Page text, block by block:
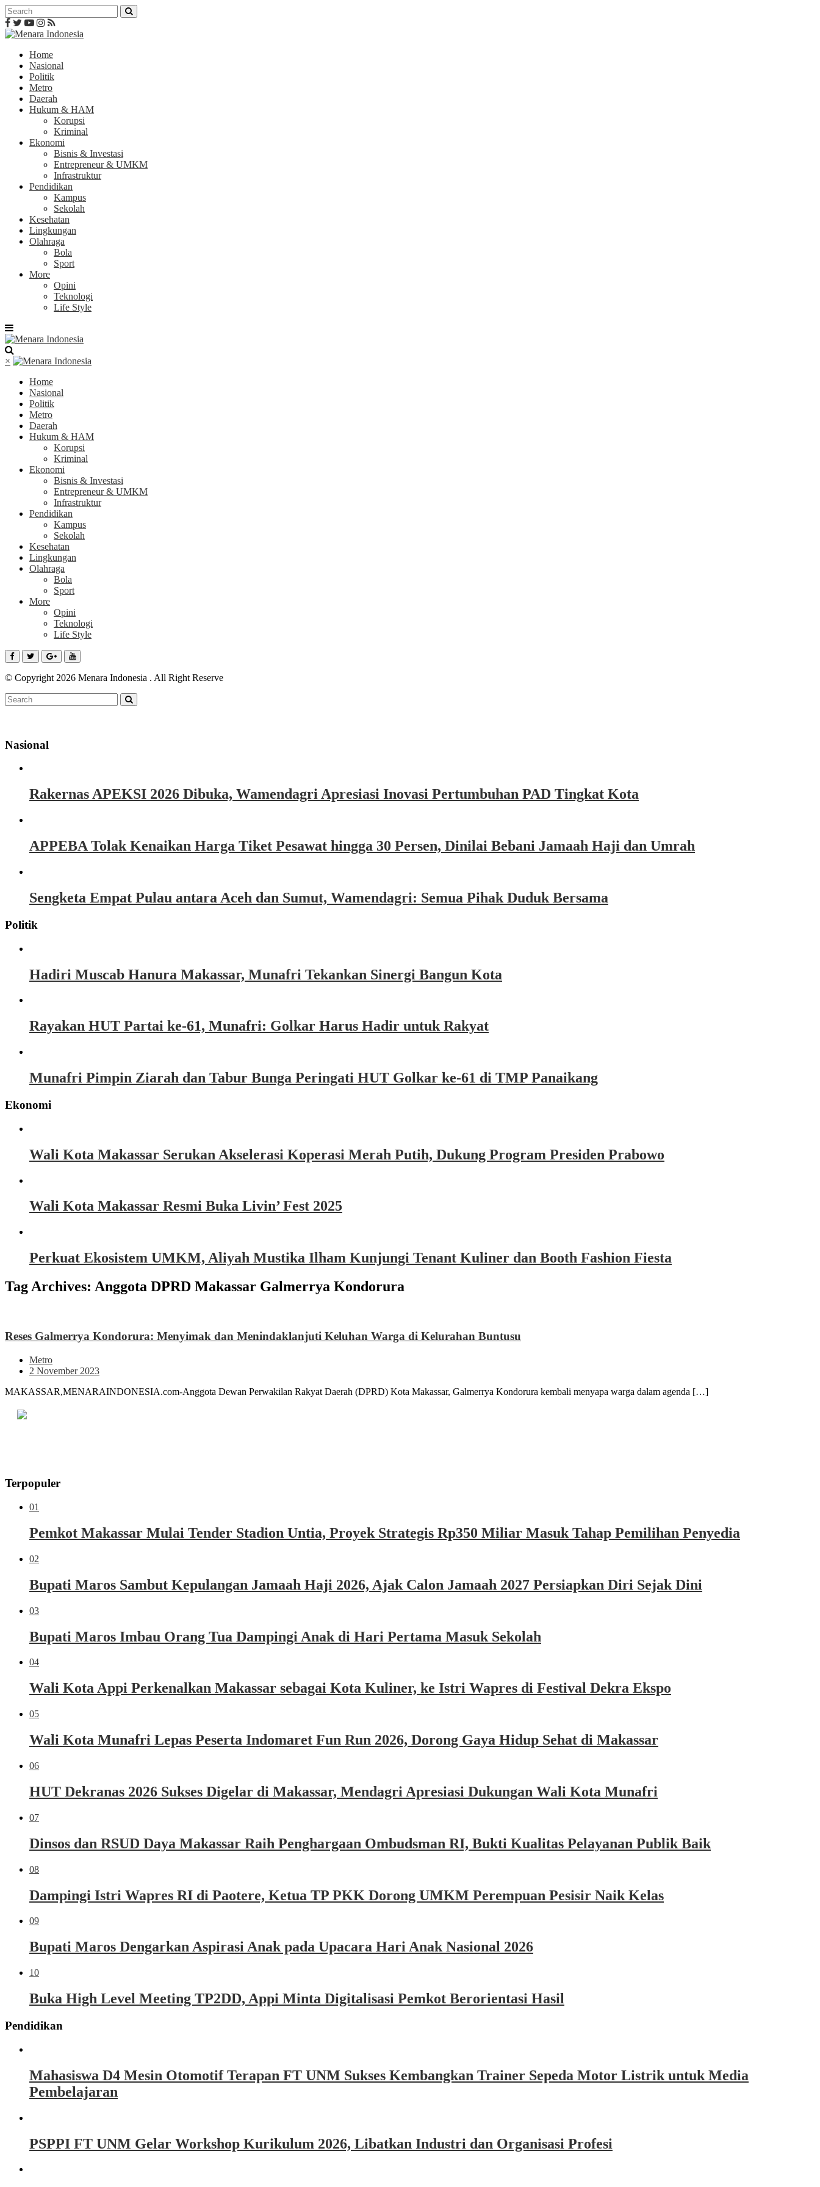
Home
Nasional
Politik
Metro
Daerah
Hukum & HAM
Korupsi
Kriminal
Ekonomi
Bisnis & Investasi
Entrepreneur & UMKM
Infrastruktur
Pendidikan
Kampus
Sekolah
Kesehatan
Lingkungan
Olahraga
Bola
Sport
More
Opini
Teknologi
Life Style
×
Home
Nasional
Politik
Metro
Daerah
Hukum & HAM
Korupsi
Kriminal
Ekonomi
Bisnis & Investasi
Entrepreneur & UMKM
Infrastruktur
Pendidikan
Kampus
Sekolah
Kesehatan
Lingkungan
Olahraga
Bola
Sport
More
Opini
Teknologi
Life Style
© Copyright 2026 Menara Indonesia . All Right Reserve
Nasional
Rakernas APEKSI 2026 Dibuka, Wamendagri Apresiasi Inovasi Pertumbuhan PAD Tingkat Kota
APPEBA Tolak Kenaikan Harga Tiket Pesawat hingga 30 Persen, Dinilai Bebani Jamaah Haji dan Umrah
Sengketa Empat Pulau antara Aceh dan Sumut, Wamendagri: Semua Pihak Duduk Bersama
Politik
Hadiri Muscab Hanura Makassar, Munafri Tekankan Sinergi Bangun Kota
Rayakan HUT Partai ke-61, Munafri: Golkar Harus Hadir untuk Rakyat
Munafri Pimpin Ziarah dan Tabur Bunga Peringati HUT Golkar ke-61 di TMP Panaikang
Ekonomi
Wali Kota Makassar Serukan Akselerasi Koperasi Merah Putih, Dukung Program Presiden Prabowo
Wali Kota Makassar Resmi Buka Livin’ Fest 2025
Perkuat Ekosistem UMKM, Aliyah Mustika Ilham Kunjungi Tenant Kuliner dan Booth Fashion Fiesta
Tag Archives: Anggota DPRD Makassar Galmerrya Kondorura
Reses Galmerrya Kondorura: Menyimak dan Menindaklanjuti Keluhan Warga di Kelurahan Buntusu
Metro
2 November 2023
MAKASSAR,MENARAINDONESIA.com-Anggota Dewan Perwakilan Rakyat Daerah (DPRD) Kota Makassar, Galmerrya Kondorura kembali menyapa warga dalam agenda […]
Terpopuler
01
Pemkot Makassar Mulai Tender Stadion Untia, Proyek Strategis Rp350 Miliar Masuk Tahap Pemilihan Penyedia
02
Bupati Maros Sambut Kepulangan Jamaah Haji 2026, Ajak Calon Jamaah 2027 Persiapkan Diri Sejak Dini
03
Bupati Maros Imbau Orang Tua Dampingi Anak di Hari Pertama Masuk Sekolah
04
Wali Kota Appi Perkenalkan Makassar sebagai Kota Kuliner, ke Istri Wapres di Festival Dekra Ekspo
05
Wali Kota Munafri Lepas Peserta Indomaret Fun Run 2026, Dorong Gaya Hidup Sehat di Makassar
06
HUT Dekranas 2026 Sukses Digelar di Makassar, Mendagri Apresiasi Dukungan Wali Kota Munafri
07
Dinsos dan RSUD Daya Makassar Raih Penghargaan Ombudsman RI, Bukti Kualitas Pelayanan Publik Baik
08
Dampingi Istri Wapres RI di Paotere, Ketua TP PKK Dorong UMKM Perempuan Pesisir Naik Kelas
09
Bupati Maros Dengarkan Aspirasi Anak pada Upacara Hari Anak Nasional 2026
10
Buka High Level Meeting TP2DD, Appi Minta Digitalisasi Pemkot Berorientasi Hasil
Pendidikan
Mahasiswa D4 Mesin Otomotif Terapan FT UNM Sukses Kembangkan Trainer Sepeda Motor Listrik untuk Media
Pembelajaran
PSPPI FT UNM Gelar Workshop Kurikulum 2026, Libatkan Industri dan Organisasi Profesi